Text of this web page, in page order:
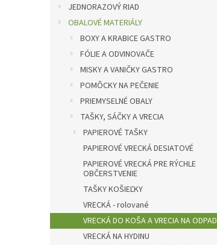
JEDNORAZOVÝ RIAD
OBALOVÉ MATERIÁLY
BOXY A KRABICE GASTRO
FÓLIE A ODVINOVAČE
MISKY A VANIČKY GASTRO
POMÔCKY NA PEČENIE
PRIEMYSELNÉ OBALY
TAŠKY, SÁČKY A VRECIA
PAPIEROVÉ TAŠKY
PAPIEROVÉ VRECKÁ DESIATOVÉ
PAPIEROVÉ VRECKÁ PRE RÝCHLE
OBČERSTVENIE
TAŠKY KOŠIEĽKY
VRECKÁ - rolované
VRECKÁ DO KOŠA A VRECIA NA ODPAD
VRECKÁ NA HYDINU